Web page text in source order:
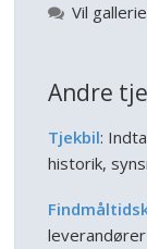
Vil
Andre
Tjekbil:
historik,